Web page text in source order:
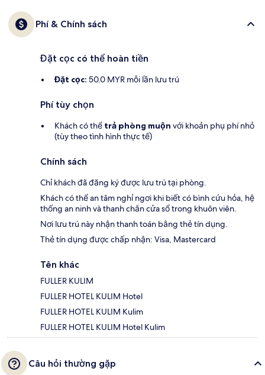
Phí & Chính sách
Đặt cọc có thể hoàn tiền
Đặt cọc: 50.0 MYR mỗi lần lưu trú
Phí tùy chọn
Khách có thể trả phòng muộn với khoản phụ phí nhỏ
(tùy theo tình hình thực tế)
Chính sách
Chỉ khách đã đăng ký được lưu trú tại phòng.
Khách có thể an tâm nghỉ ngơi khi biết có bình cứu hỏa, hệ
thống an ninh và thanh chắn cửa sổ trong khuôn viên.
Nơi lưu trú này nhận thanh toán bằng thẻ tín dụng.
Thẻ tín dụng được chấp nhận: Visa, Mastercard
Tên khác
FULLER KULIM
FULLER HOTEL KULIM Hotel
FULLER HOTEL KULIM Kulim
FULLER HOTEL KULIM Hotel Kulim
Câu hỏi thường gặp